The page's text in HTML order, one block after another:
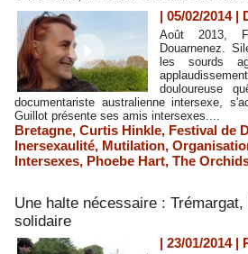
| 05/02/2014|
Août 2013,
Douarnenez.
les sourds
douloureuse
documentariste australienne intersexe,
Guillot présente ses amis intersexes....
Bretagne, Curtis Hinkle, Festival de
Inersexaulité, Mutilation,
Intersexes, Phoebe Hart, The
Une halte nécessaire :
solidaire
| 23/01/2014|